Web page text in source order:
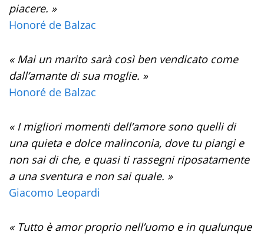
piacere. »
Honoré de Balzac
« Mai un marito sarà così ben vendicato come
dall’amante di sua moglie. »
Honoré de Balzac
« I migliori momenti dell’amore sono quelli di
una quieta e dolce malinconia, dove tu piangi e
non sai di che, e quasi ti rassegni riposatamente
a una sventura e non sai quale. »
Giacomo Leopardi
« Tutto è amor proprio nell’uomo e in qualunque